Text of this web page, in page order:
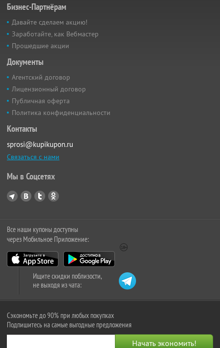
Бизнес-Партнёрам
Давайте сделаем акцию!
Заработайте, как Вебмастер
Прошедшие акции
Документы
Агентский договор
Лицензионный договор
Публичная оферта
Политика конфиденциальности
Контакты
sprosi@kupikupon.ru
Связаться с нами
Мы в Соцсетях
Все наши купоны доступны
через Мобильное Приложение:
Ищите скидки поблизости,
не выходя из чата:
Сэкономьте до 90% при любых покупках
Подпишитесь на самые выгодные предложения